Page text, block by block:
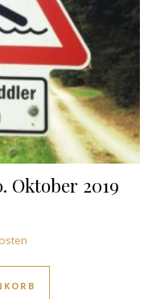
Oktober 2019